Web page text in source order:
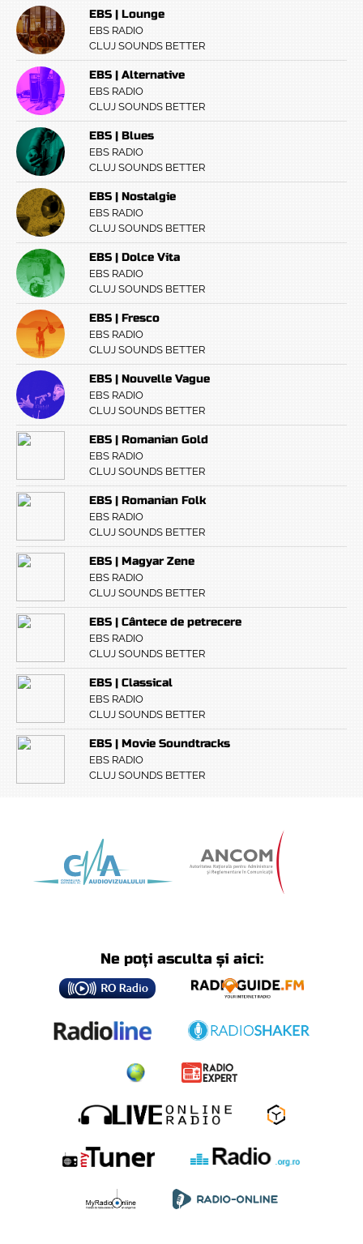
EBS | Lounge
EBS RADIO
CLUJ SOUNDS BETTER
EBS | Alternative
EBS RADIO
CLUJ SOUNDS BETTER
EBS | Blues
EBS RADIO
CLUJ SOUNDS BETTER
EBS | Nostalgie
EBS RADIO
CLUJ SOUNDS BETTER
EBS | Dolce Vita
EBS RADIO
CLUJ SOUNDS BETTER
EBS | Fresco
EBS RADIO
CLUJ SOUNDS BETTER
EBS | Nouvelle Vague
EBS RADIO
CLUJ SOUNDS BETTER
EBS | Romanian Gold
EBS RADIO
CLUJ SOUNDS BETTER
EBS | Romanian Folk
EBS RADIO
CLUJ SOUNDS BETTER
EBS | Magyar Zene
EBS RADIO
CLUJ SOUNDS BETTER
EBS | Cântece de petrecere
EBS RADIO
CLUJ SOUNDS BETTER
EBS | Classical
EBS RADIO
CLUJ SOUNDS BETTER
EBS | Movie Soundtracks
EBS RADIO
CLUJ SOUNDS BETTER
Ne poți asculta și aici: